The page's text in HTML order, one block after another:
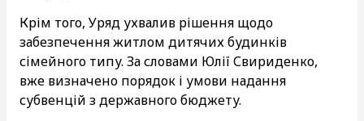
Крім того, Уряд ухвалив рішення щодо
забезпечення житлом дитячих будинків
сімейного типу. За словами Юлії Свириденко,
вже визначено порядок і умови надання
субвенцій з державного бюджету.